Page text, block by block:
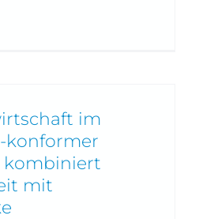
im
konformer
kombiniert
mit